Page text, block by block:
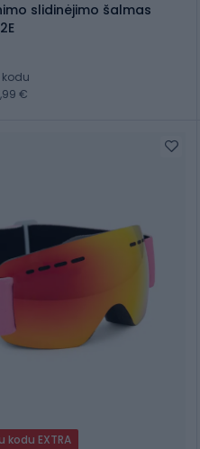
slidinėjimo šalmas
€
kodu EXTRA